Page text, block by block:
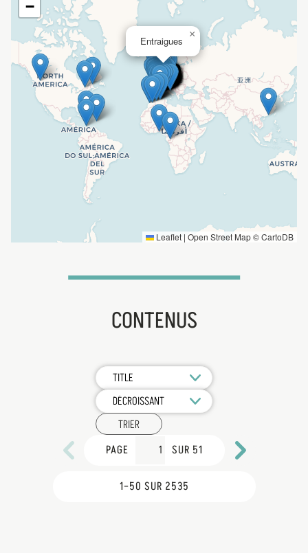
Entraigues
×
−
Leaflet | Open Street Map ©CartoDB
CONTENUS
TRIER
PAGE
SUR 51
1–50 SUR 2535